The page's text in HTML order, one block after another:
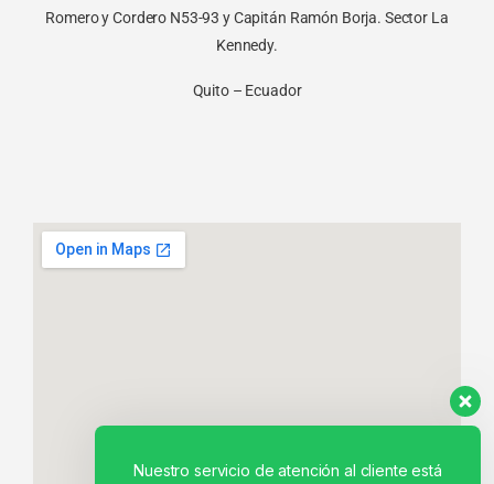
Romero y Cordero N53-93 y Capitán Ramón Borja. Sector La
Kennedy.
Quito – Ecuador
Nuestro servicio de atención al cliente está